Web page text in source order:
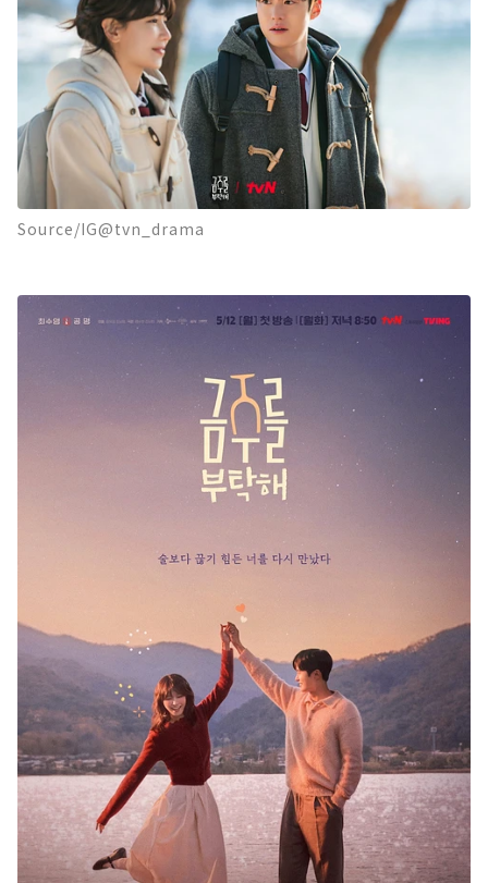
Source/IG@tvn_drama